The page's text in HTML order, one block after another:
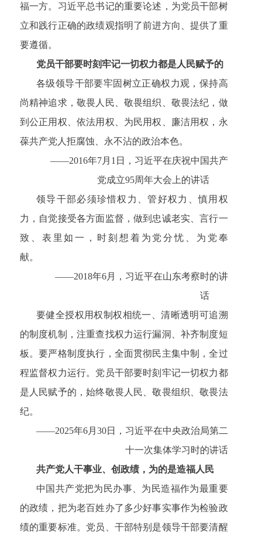
福一方。习近平总书记的重要论述，为党员干部树
立和践行正确的政绩观指明了前进方向、提供了重
要遵循。
党员干部要时刻牢记一切权力都是人民赋予的
各级领导干部要牢固树立正确权力观，保持高
尚精神追求，敬畏人民、敬畏组织、敬畏法纪，做
到公正用权、依法用权、为民用权、廉洁用权，永
葆共产党人拒腐蚀、永不沾的政治本色。
——2016年7月1日，习近平在庆祝中国共产
党成立95周年大会上的讲话
领导干部必须珍惜权力、管好权力、慎用权
力，自觉接受各方面监督，做到忠诚老实、言行一
致、表里如一，时刻想着为党分忧、为党奉
献。
——2018年6月，习近平在山东考察时的讲
话
要健全授权用权制权相统一、清晰透明可追溯
的制度机制，注重查找权力运行漏洞、补齐制度短
板。要严格制度执行，全面贯彻民主集中制，全过
程监督权力运行。党员干部要时刻牢记一切权力都
是人民赋予的，始终敬畏人民、敬畏组织、敬畏法
纪。
——2025年6月30日，习近平在中央政治局第二
十一次集体学习时的讲话
共产党人干事业、创政绩，为的是造福人民
中国共产党把为民办事、为民造福作为最重要
的政绩，把为老百姓办了多少好事实事作为检验政
绩的重要标准。党员、干部特别是领导干部要清醒